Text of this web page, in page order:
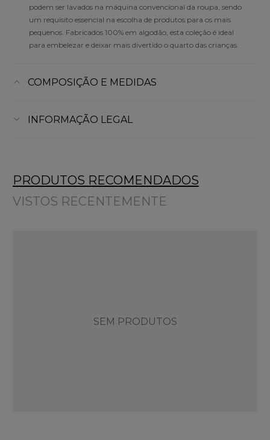
podem ser lavados na máquina convencional da roupa, sendo
um requisito essencial na escolha de produtos para os mais
pequenos. Fabricados 100% em algodão, esta coleção é ideal
para embelezar e deixar mais divertido o quarto das crianças.
COMPOSIÇÃO E MEDIDAS
INFORMAÇÃO LEGAL
PRODUTOS RECOMENDADOS
VISTOS RECENTEMENTE
SEM PRODUTOS